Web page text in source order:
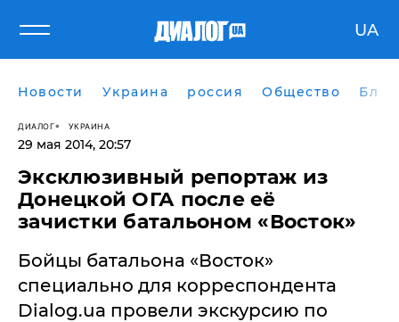
UA
Новости Украина россия Общество
ДИАЛОГ УКРАИНА
29 мая 2014, 20:57
Эксклюзивный репортаж из
Донецкой ОГА после её
зачистки батальоном «Восток»
Бойцы батальона «Восток»
специально для корреспондента
Dialog.ua провели экскурсию по